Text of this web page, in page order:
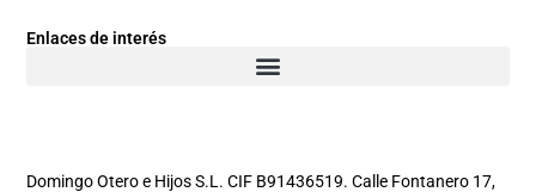
Enlaces de interés
Domingo Otero e Hijos S.L. CIF B91436519. Calle Fontanero 17,